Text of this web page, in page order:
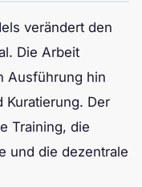
verändert den
Die Arbeit
Ausführung hin
Kuratierung. Der
Training, die
und die dezentrale